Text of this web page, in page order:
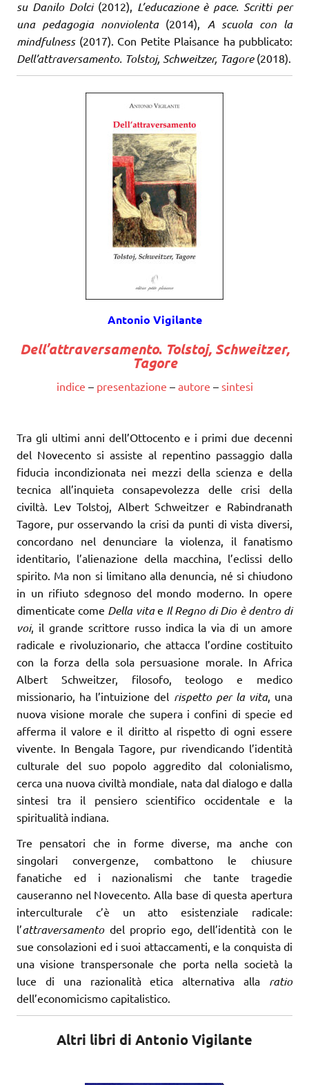
su Danilo Dolci (2012), L’educazione è pace. Scritti per
una pedagogia nonviolenta (2014), A scuola con la
mindfulness (2017). Con Petite Plaisance ha pubblicato:
Dell’attraversamento. Tolstoj, Schweitzer, Tagore(2018).
Antonio Vigilante
Dell’attraversamento. Tolstoj, Schweitzer,
Tagore
indice – presentazione – autore – sintesi
Tra gli ultimi anni dell’Ottocento e i primi due decenni
del Novecento si assiste al repentino passaggio dalla
fiducia incondizionata nei mezzi della scienza e della
tecnica all’inquieta consapevolezza delle crisi della
civiltà. Lev Tolstoj, Albert Schweitzer e Rabindranath
Tagore, pur osservando la crisi da punti di vista diversi,
concordano nel denunciare la violenza, il fanatismo
identitario, l’alienazione della macchina, l’eclissi dello
spirito. Ma non si limitano alla denuncia, né si chiudono
in un rifiuto sdegnoso del mondo moderno. In opere
dimenticate come Della vitae Il Regno di Dio è dentro di
voi, il grande scrittore russo indica la via di un amore
radicale e rivoluzionario, che attacca l’ordine costituito
con la forza della sola persuasione morale. In Africa
Albert Schweitzer, filosofo, teologo e medico
missionario, ha l’intuizione del rispetto per la vita, una
nuova visione morale che supera i confini di specie ed
afferma il valore e il diritto al rispetto di ogni essere
vivente. In Bengala Tagore, pur rivendicando l’identità
culturale del suo popolo aggredito dal colonialismo,
cerca una nuova civiltà mondiale, nata dal dialogo e dalla
sintesi tra il pensiero scientifico occidentale e la
spiritualità indiana.
Tre pensatori che in forme diverse, ma anche con
singolari convergenze, combattono le chiusure
fanatiche ed i nazionalismi che tante tragedie
causeranno nel Novecento. Alla base di questa apertura
interculturale c’è un atto esistenziale radicale:
l’attraversamento del proprio ego, dell’identità con le
sue consolazioni ed i suoi attaccamenti, e la conquista di
una visione transpersonale che porta nella società la
luce di una razionalità etica alternativa alla ratio
dell’economicismo capitalistico.
Altri libri di Antonio Vigilante